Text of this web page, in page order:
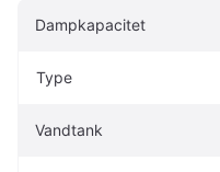
Dampkapacitet
Type
Vandtank